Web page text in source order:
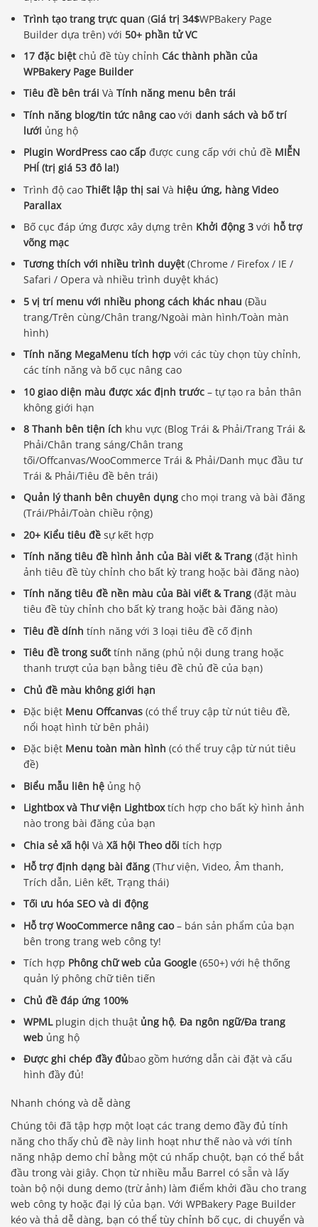
Trình tạo trang trực quan(Giá trị 34$WPBakery Page
Builder dựa trên) với 50+ phần tử VC
17 đặc biệtchủ đề tùy chỉnh Các thành phần của
WPBakery Page Builder
Tiêu đề bên tráiVà Tính năng menu bên trái
Tính năng blog/tin tức nâng caovới danh sách và bố trí
lưới ủng hộ
Plugin WordPress cao cấp được cung cấp với chủ đề MIỄN
PHÍ (trị giá 53 đô la!)
Trình độ caoThiết lập thị saiVà hiệu ứng, hàng Video
Parallax
Bố cục đáp ứng được xây dựng trên Khởi động 3 với hỗ trợ
võng mạc
Tương thích với nhiều trình duyệt(Chrome / Firefox / IE /
Safari / Opera và nhiều trình duyệt khác)
5 vị trí menu với nhiều phong cách khác nhau (Đầu
trang/Trên cùng/Chân trang/Ngoài màn hình/Toàn màn
hình)
Tính năng MegaMenu tích hợp với các tùy chọn tùy chỉnh,
các tính năng và bố cục nâng cao
10 giao diện màu được xác định trước – tự tạo ra bản thân
không giới hạn
8 Thanh bên tiện ích khu vực (Blog Trái & Phải/Trang Trái &
Phải/Chân trang sáng/Chân trang
tối/Offcanvas/WooCommerce Trái & Phải/Danh mục đầu tư
Trái & Phải/Tiêu đề bên trái)
Quản lý thanh bên chuyên dụng cho mọi trang và bài đăng
(Trái/Phải/Toàn chiều rộng)
20+ Kiểu tiêu đềsự kết hợp
Tính năng tiêu đề hình ảnh của Bài viết & Trang (đặt hình
ảnh tiêu đề tùy chỉnh cho bất kỳ trang hoặc bài đăng nào)
Tính năng tiêu đề nền màu của Bài viết & Trang (đặt màu
tiêu đề tùy chỉnh cho bất kỳ trang hoặc bài đăng nào)
Tiêu đề dính tính năng với 3 loại tiêu đề cố định
Tiêu đề trong suốttính năng (phủ nội dung trang hoặc
thanh trượt của bạn bằng tiêu đề chủ đề của bạn)
Chủ đề màu không giới hạn
Đặc biệt Menu Offcanvas(có thể truy cập từ nút tiêu đề,
nổi hoạt hình từ bên phải)
Đặc biệt Menu toàn màn hình (có thể truy cập từ nút tiêu
đề)
Biểu mẫu liên hệ ủng hộ
Lightbox và Thư viện Lightboxtích hợp cho bất kỳ hình ảnh
nào trong bài đăng của bạn
Chia sẻ xã hội VàXã hội Theo dõi tích hợp
Hỗ trợ định dạng bài đăng (Thư viện, Video, Âm thanh,
Trích dẫn, Liên kết, Trạng thái)
Tối ưu hóa SEO và di động
Hỗ trợ WooCommerce nâng cao– bán sản phẩm của bạn
bên trong trang web công ty!
Tích hợp Phông chữ web của Google (650+) với hệ thống
quản lý phông chữ tiên tiến
Chủ đề đáp ứng 100%
WPMLplugin dịch thuật ủng hộ,Đa ngôn ngữ/Đa trang
web ủng hộ
Được ghi chép đầy đủbao gồm hướng dẫn cài đặt và cấu
hình đầy đủ!
Nhanh chóng và dễ dàng
Chúng tôi đã tập hợp một loạt các trang demo đầy đủ tính
năng cho thấy chủ đề này linh hoạt như thế nào và với tính
năng nhập demo chỉ bằng một cú nhấp chuột, bạn có thể bắt
đầu trong vài giây. Chọn từ nhiều mẫu Barrel có sẵn và lấy
toàn bộ nội dung demo (trừ ảnh) làm điểm khởi đầu cho trang
web công ty hoặc đại lý của bạn. Với WPBakery Page Builder
kéo và thả dễ dàng, bạn có thể tùy chỉnh bố cục, di chuyển và